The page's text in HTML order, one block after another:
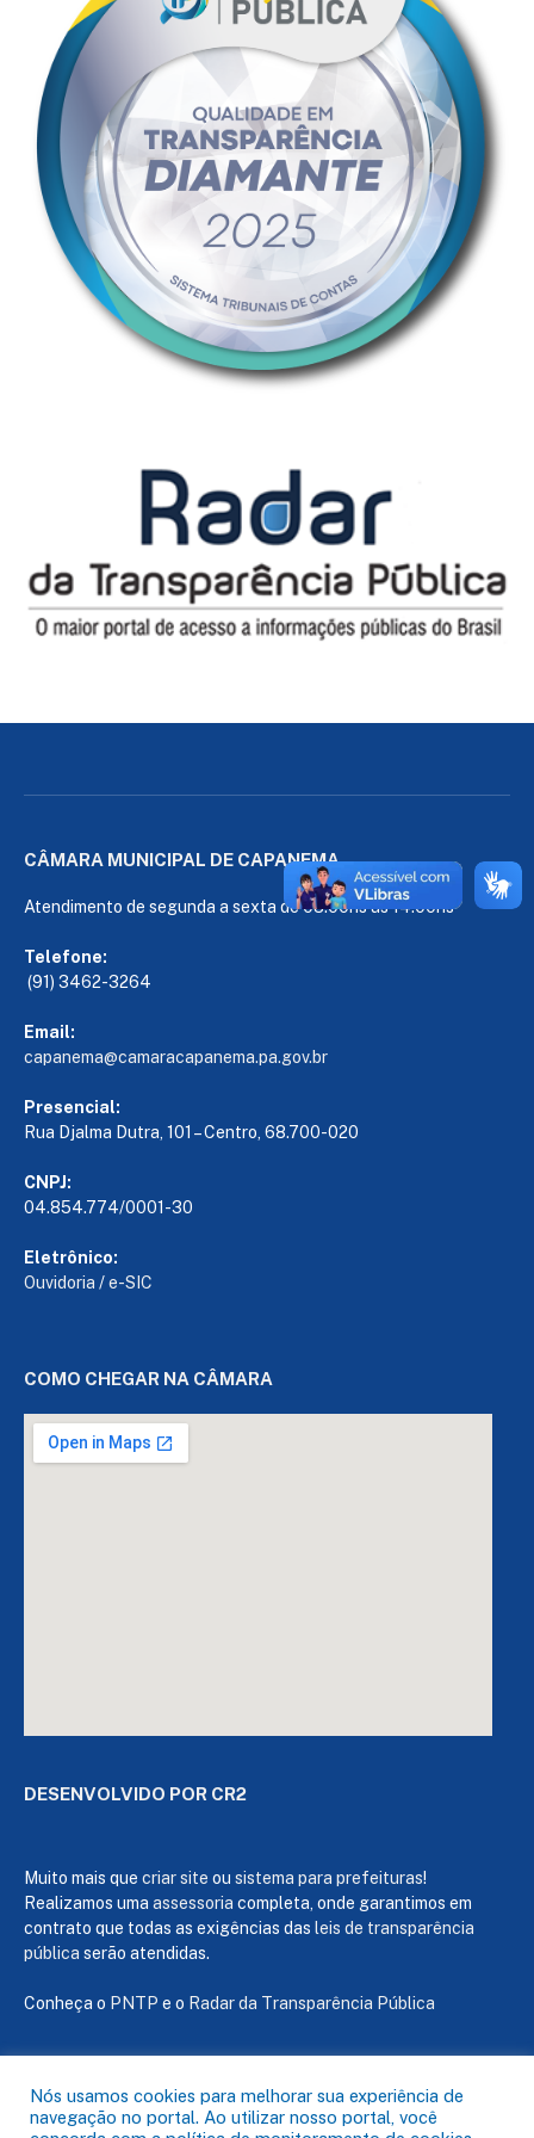
CÂMARA MUNICIPAL DE CAPANEMA
Atendimento de segunda a sexta de 08:00hs às 14:00hs
Telefone:
(91) 3462-3264
Email:
capanema@camaracapanema.pa.gov.br
Presencial:
Rua Djalma Dutra, 101 – Centro, 68.700-020
CNPJ:
04.854.774/0001-30
Eletrônico:
Ouvidoria /e-SIC
COMO CHEGAR NA CÂMARA
DESENVOLVIDO POR CR2
Muito mais que criar site ou sistema para prefeituras!
Realizamos uma assessoria completa, onde garantimos em
contrato que todas as exigências das leis de transparência
pública serão atendidas.
Conheça o PNTP e o Radar da Transparência Pública
Todos os direitos reservados a Câmara de Capanema
Nós usamos cookies para melhorar sua experiência de
navegação no portal. Ao utilizar nosso portal, você